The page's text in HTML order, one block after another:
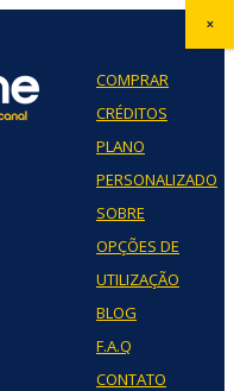
COMPRAR
CRÉDITOS
PLANO
PERSONALIZADO
SOBRE
OPÇÕES DE
UTILIZAÇÃO
BLOG
F.A.Q
CONTATO
×